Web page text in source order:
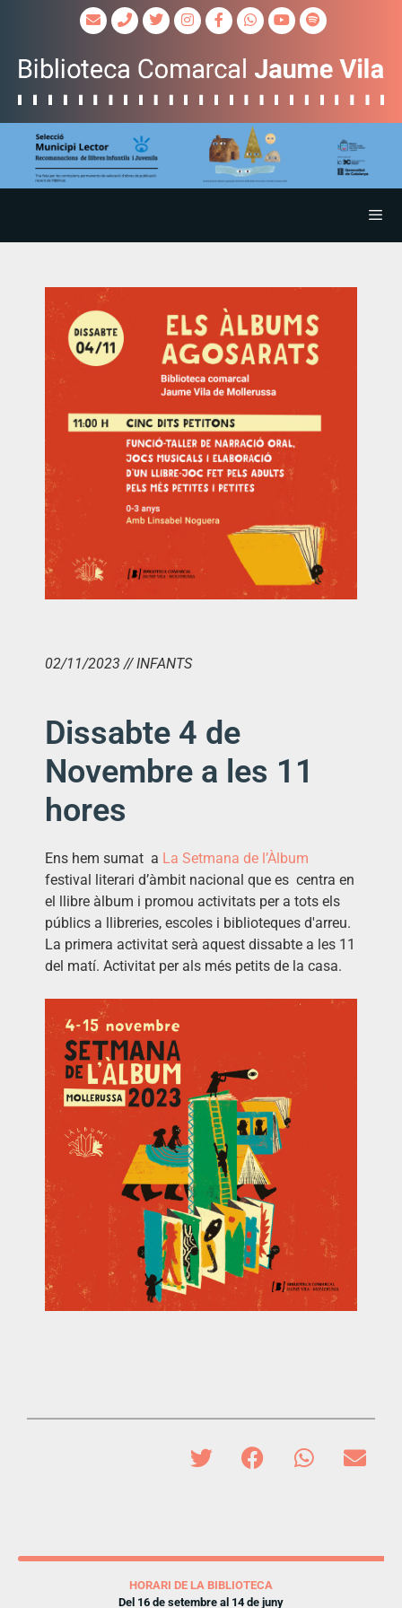
02/11/2023 // INFANTS
Dissabte 4 de
Novembre a les 11
hores
Ens hem sumat a La Setmana de l’Àlbum
festival literari d’àmbit nacional que es centra en
el llibre àlbum i promou activitats per a tots els
públics a llibreries, escoles i biblioteques d'arreu.
La primera activitat serà aquest dissabte a les 11
del matí. Activitat per als més petits de la casa.
HORARI DE LA BIBLIOTECA
Del 16 de setembre al 14 de juny